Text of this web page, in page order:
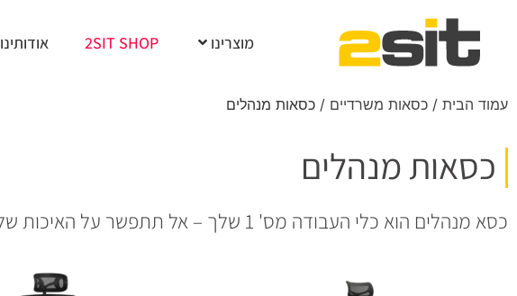
מוצרינו 2SIT SHOP אודותינו
עמוד הבית / כסאות משרדיים / כסאות מנהלים
כסאות מנהלים
כסא מנהלים הוא כלי העבודה מס' 1 שלך – אל תתפשר על האיכות שלו.